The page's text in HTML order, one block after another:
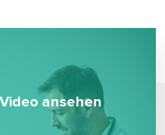
Video ansehen